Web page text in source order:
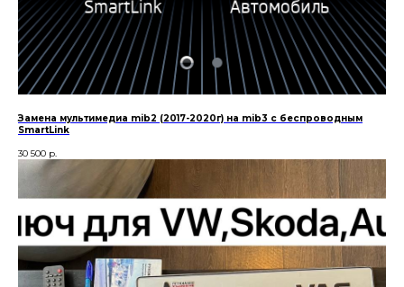
Замена мультимедиа mib2 (2017-2020г) на mib3 с беспроводным
SmartLink
30 500 р.